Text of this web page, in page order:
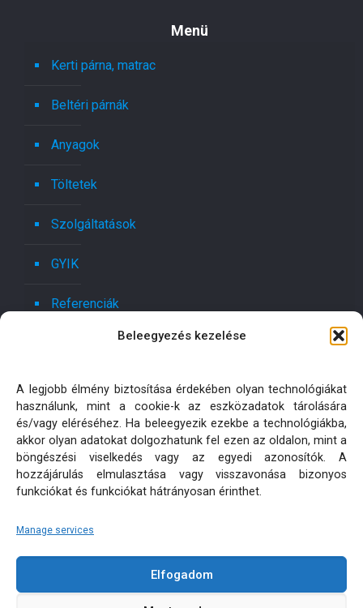
Beleegyezés kezelése
A legjobb élmény biztosítása érdekében olyan technológiákat
használunk, mint a cookie-k az eszközadatok tárolására
és/vagy eléréséhez. Ha beleegyezik ezekbe a technológiákba,
akkor olyan adatokat dolgozhatunk fel ezen az oldalon, mint a
böngészési viselkedés vagy az egyedi azonosítók. A
hozzájárulás elmulasztása vagy visszavonása bizonyos
funkciókat és funkciókat hátrányosan érinthet.
Manage services
Elfogadom
Menü
Kerti párna, matrac
Beltéri párnák
Anyagok
Töltetek
Szolgáltatások
GYIK
Referenciák
Ajánlatot kérek!
Oldaltérkép
Adatkezelési tájékoztatók
KÜLTÉRI PÁRNA MATRAC MÉRETRE KÉSZÍTÉS | MINDEN